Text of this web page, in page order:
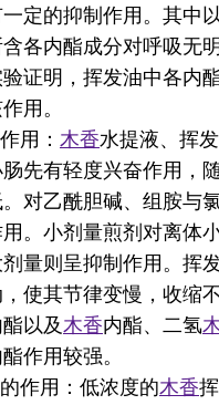
定的抑制作用。其中
各内酯成分对呼吸无
证明，挥发油中各内
用。
用： 木香水提液、挥
先有轻度兴奋作用，
对乙酰胆碱、组胺与
。小剂量煎剂对离体
量则呈抑制作用。挥
使其节律变慢，收缩
以及 木香内酯、二氢
作用较强。
作用：低浓度的木香